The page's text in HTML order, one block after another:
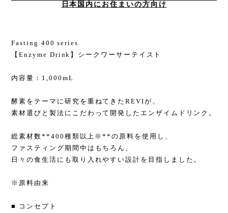
日本国内にお住まいの方向け
Fasting 400 series
【Enzyme Drink】シークワーサーテイスト
内容量：1,000mL
酵素をテーマに研究を重ねてきたREVIが、
素材選びと製法にこだわって開発したエンザイムドリンク。
総素材数**400種類以上※**の原料を使用し、
ファスティング期間中はもちろん、
日々の食生活にも取り入れやすい設計を目指しました。
※原料由来
■ コンセプト